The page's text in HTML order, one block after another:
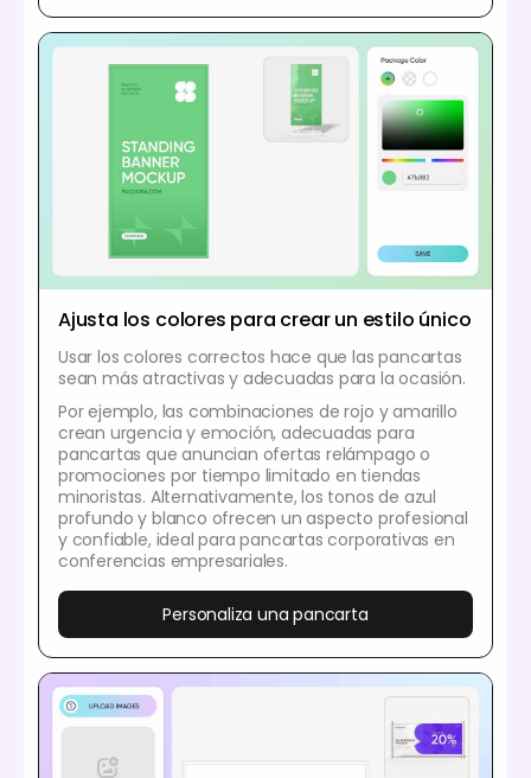
Ajusta los colores para crear un estilo único
Usar los colores correctos hace que las pancartas
sean más atractivas y adecuadas para la ocasión.
Por ejemplo, las combinaciones de rojo y amarillo
crean urgencia y emoción, adecuadas para
pancartas que anuncian ofertas relámpago o
promociones por tiempo limitado en tiendas
minoristas. Alternativamente, los tonos de azul
profundo y blanco ofrecen un aspecto profesional
y confiable, ideal para pancartas corporativas en
conferencias empresariales.
Personaliza una pancarta